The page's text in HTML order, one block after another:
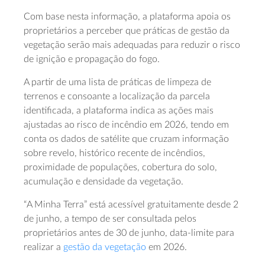
Com base nesta informação, a plataforma apoia os
proprietários a perceber que práticas de gestão da
vegetação serão mais adequadas para reduzir o risco
de ignição e propagação do fogo.
A partir de uma lista de práticas de limpeza de
terrenos e consoante a localização da parcela
identificada, a plataforma indica as ações mais
ajustadas ao risco de incêndio em 2026, tendo em
conta os dados de satélite que cruzam informação
sobre revelo, histórico recente de incêndios,
proximidade de populações, cobertura do solo,
acumulação e densidade da vegetação.
“A Minha Terra” está acessível gratuitamente desde 2
de junho, a tempo de ser consultada pelos
proprietários antes de 30 de junho, data-limite para
realizar a gestão da vegetação em 2026.